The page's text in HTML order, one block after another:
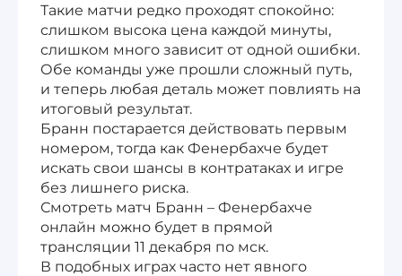
Такие матчи редко проходят спокойно:
слишком высока цена каждой минуты,
слишком много зависит от одной ошибки.
Обе команды уже прошли сложный путь,
и теперь любая деталь может повлиять на
итоговый результат.
Бранн постарается действовать первым
номером, тогда как Фенербахче будет
искать свои шансы в контратаках и игре
без лишнего риска.
Смотреть матч Бранн – Фенербахче
онлайн можно будет в прямой
трансляции 11 декабря по мск.
В подобных играх часто нет явного